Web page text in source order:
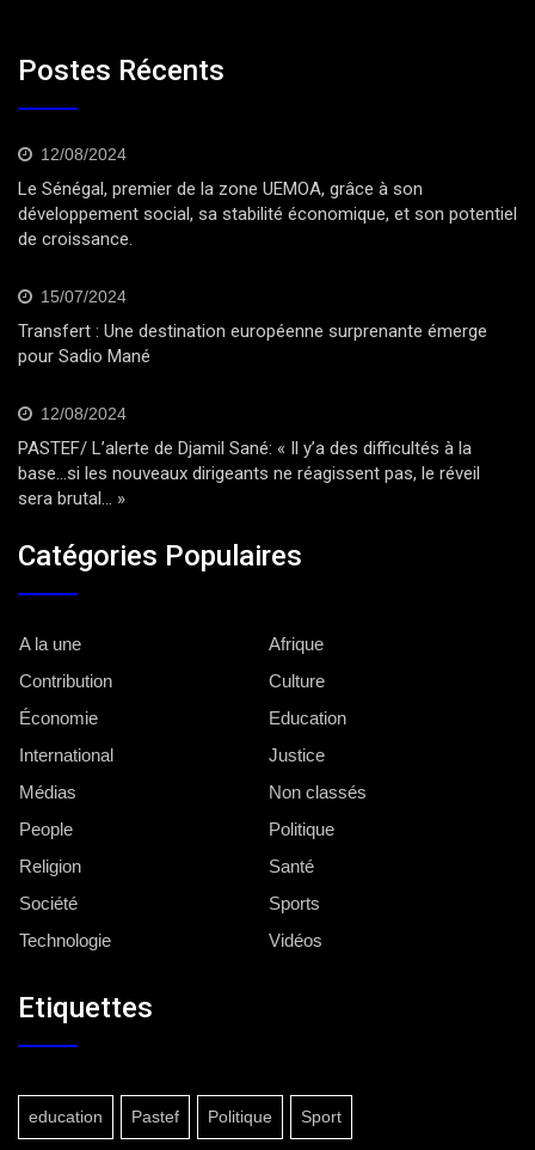
Postes Récents
12/08/2024
Le Sénégal, premier de la zone UEMOA, grâce à son
développement social, sa stabilité économique, et son potentiel
de croissance.
15/07/2024
Transfert : Une destination européenne surprenante émerge
pour Sadio Mané
12/08/2024
PASTEF/ L’alerte de Djamil Sané: « Il y’a des difficultés à la
base…si les nouveaux dirigeants ne réagissent pas, le réveil
sera brutal… »
Catégories Populaires
A la une
Afrique
Contribution
Culture
Économie
Education
International
Justice
Médias
Non classés
People
Politique
Religion
Santé
Société
Sports
Technologie
Vidéos
Etiquettes
education Pastef Politique Sport